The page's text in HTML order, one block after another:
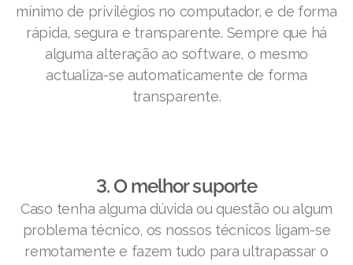
mínimo de privilégios no computador, e de forma
rápida, segura e transparente. Sempre que há
alguma alteração ao software, o mesmo
actualiza-se automaticamente de forma
transparente.
3. O melhor suporte
Caso tenha alguma dúvida ou questão ou algum
problema técnico, os nossos técnicos ligam-se
remotamente e fazem tudo para ultrapassar o